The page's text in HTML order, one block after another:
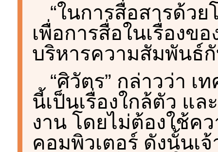
“ในการสื่อสารด้ว
เพื่อการสื่อในเรื่องข
บริหารความสัมพันธ์
“ศิวัตร” กล่าวว่า เ
นี้เป็นเรื่องใกล้ตัว แล
งาน โดยไม่ต้องใช้ค
คอมพิวเตอร์ ดังนั้นเ